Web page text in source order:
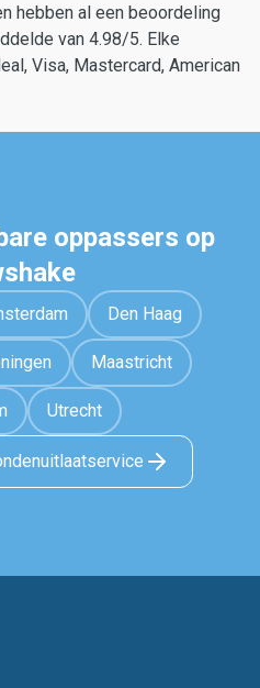
hebben al een beoordeling
van 4.98/5. Elke
Visa, Mastercard, American
oppassers op
Den Haag
Maastricht
Utrecht